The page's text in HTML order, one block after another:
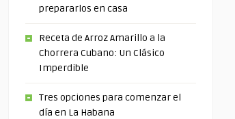
prepararlos en casa
Receta de Arroz Amarillo a la
Chorrera Cubano: Un Clásico
Imperdible
Tres opciones para comenzar el
día en La Habana